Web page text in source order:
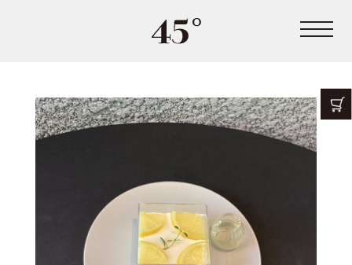
Top
News